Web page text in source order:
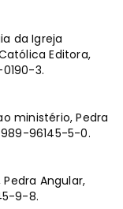
da Igreja
Editora,
3.
ministério, Pedra
989-96145-5-0.
Pedra Angular,
9-8.